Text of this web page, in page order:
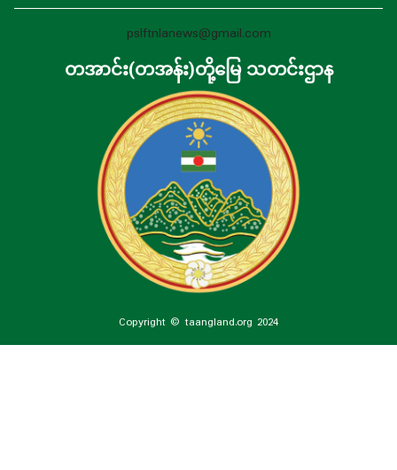
pslftnlanews@gmail.com
တအာင်း(တအန်း)တို့မြေ သတင်းဌာန
Copyright © taangland.org 2024